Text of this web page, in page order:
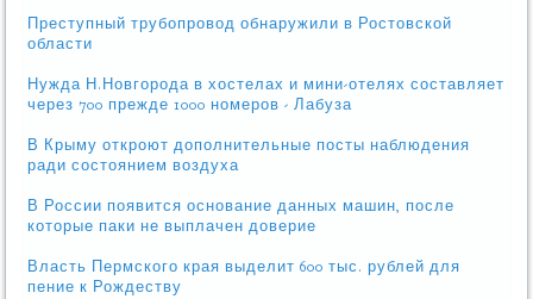
Преступный трубопровод обнаружили в Ростовской
области
Нужда Н.Новгорода в хостелах и мини-отелях составляет
через 700 прежде 1000 номеров - Лабуза
В Крыму откроют дополнительные посты наблюдения
ради состоянием воздуха
В России появится основание данных машин, после
которые паки не выплачен доверие
Власть Пермского края выделит 600 тыс. рублей для
пение к Рождеству